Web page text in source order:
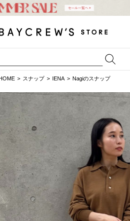
スナップ IENA Nagiのスナップ